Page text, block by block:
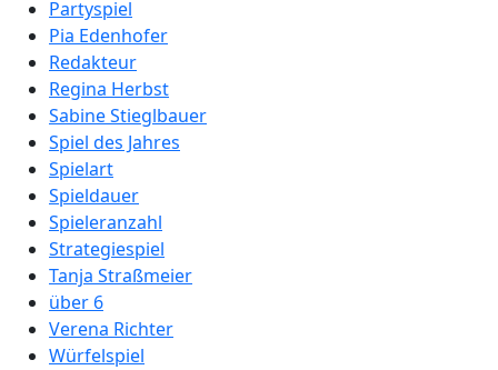
Partyspiel
Pia Edenhofer
Redakteur
Regina Herbst
Sabine Stieglbauer
Spiel des Jahres
Spielart
Spieldauer
Spieleranzahl
Strategiespiel
Tanja Straßmeier
über 6
Verena Richter
Würfelspiel